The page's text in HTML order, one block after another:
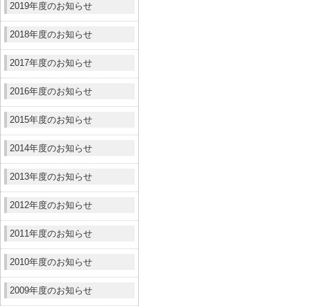
2019年度のお知らせ
2018年度のお知らせ
2017年度のお知らせ
2016年度のお知らせ
2015年度のお知らせ
2014年度のお知らせ
2013年度のお知らせ
2012年度のお知らせ
2011年度のお知らせ
2010年度のお知らせ
2009年度のお知らせ